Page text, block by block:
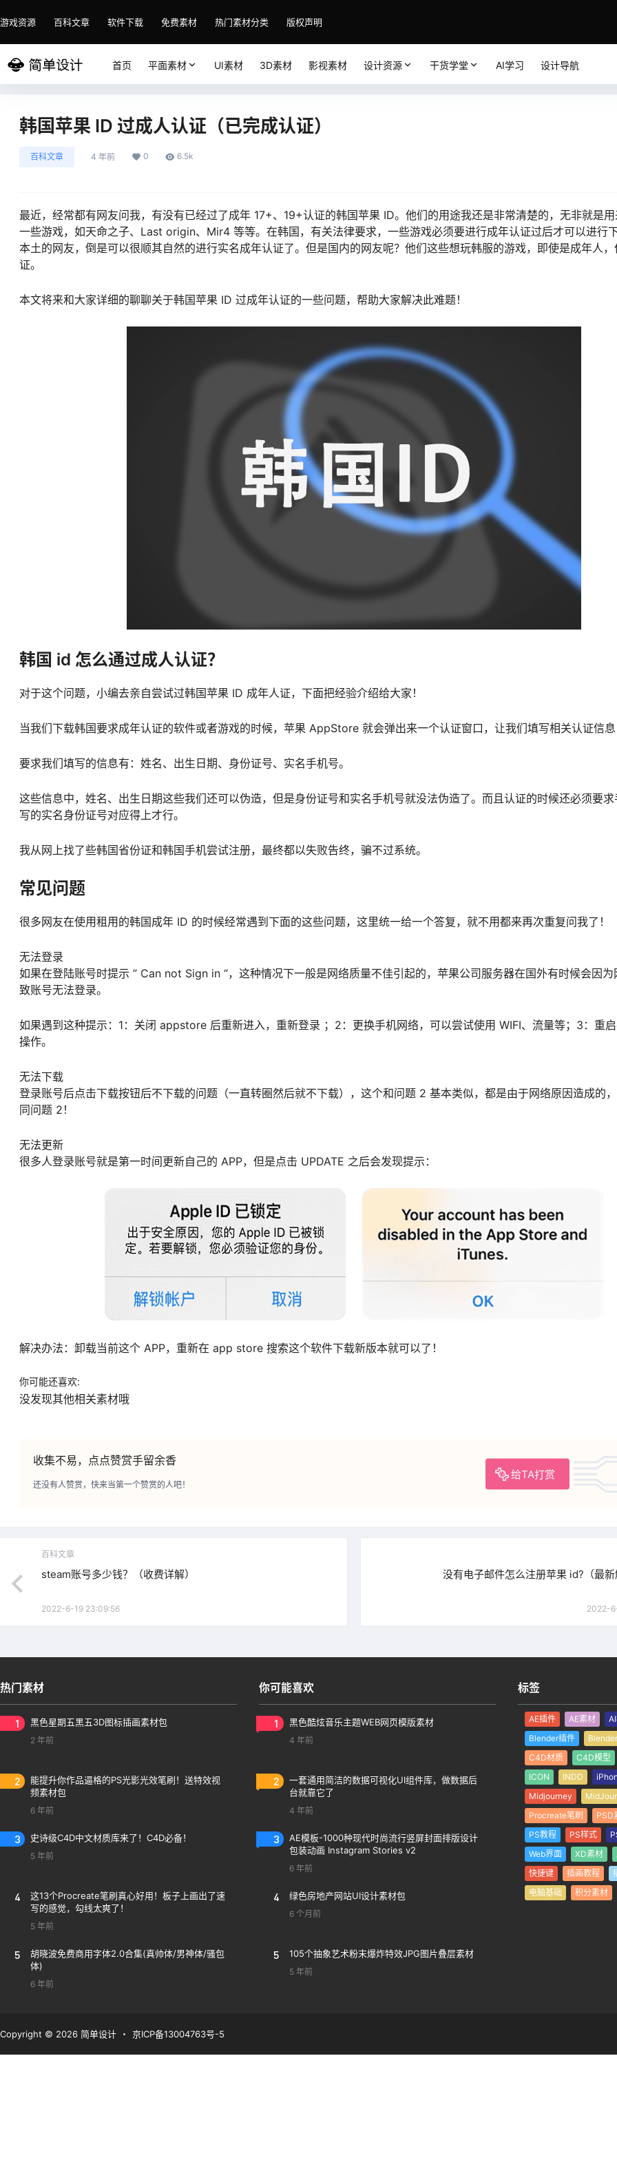
游戏资源 百科文章 软件下载 免费素材 热门素材分类 版权声明
首页 平面素材 UI素材 3D素材 影视素材 设计资源 干货学堂 AI学习 设计导航
韩国苹果 ID 过成人认证（已完成认证）
百科文章 4 年前 0 6.5k
最近，经常都有网友问我，有没有已经过了成年 17+、19+认证的韩国苹果 ID。他们的用途我还是非常清楚的，无非就是
一些游戏，如天命之子、Last origin、Mir4 等等。在韩国，有关法律要求，一些游戏必须要进行成年认证过后才可以进行
本土的网友，倒是可以很顺其自然的进行实名成年认证了。但是国内的网友呢？他们这些想玩韩服的游戏，即使是成年人
证。
本文将来和大家详细的聊聊关于韩国苹果 ID 过成年认证的一些问题，帮助大家解决此难题！
韩国 id 怎么通过成人认证？
对于这个问题，小编去亲自尝试过韩国苹果 ID 成年人证，下面把经验介绍给大家！
当我们下载韩国要求成年认证的软件或者游戏的时候，苹果 AppStore 就会弹出来一个认证窗口，让我们填写相关认证信
要求我们填写的信息有：姓名、出生日期、身份证号、实名手机号。
这些信息中，姓名、出生日期这些我们还可以伪造，但是身份证号和实名手机号就没法伪造了。而且认证的时候还必须要
写的实名身份证号对应得上才行。
我从网上找了些韩国省份证和韩国手机尝试注册，最终都以失败告终，骗不过系统。
常见问题
很多网友在使用租用的韩国成年 ID 的时候经常遇到下面的这些问题，这里统一给一个答复，就不用都来再次重复问我了！
无法登录
如果在登陆账号时提示 ” Can not Sign in “，这种情况下一般是网络质量不佳引起的，苹果公司服务器在国外有时候会因
致账号无法登录。
如果遇到这种提示：1：关闭 appstore 后重新进入，重新登录 ；2：更换手机网络，可以尝试使用 WIFI、流量等；3：重
操作。
无法下载
登录账号后点击下载按钮后不下载的问题（一直转圈然后就不下载），这个和问题 2 基本类似，都是由于网络原因造成的
同问题 2！
无法更新
很多人登录账号就是第一时间更新自己的 APP，但是点击 UPDATE 之后会发现提示：
解决办法：卸载当前这个 APP，重新在 app store 搜索这个软件下载新版本就可以了！
你可能还喜欢:
没发现其他相关素材哦
收集不易，点点赞赏手留余香
给TA打赏
还没有人赞赏，快来当第一个赞赏的人吧！
百科文章
steam账号多少钱？（收费详解）
2022-6-19 23:09:56
没有电子邮件怎么注册苹果 id?（最
2022-
热门素材
1 黑色星期五黑五3D图标插画素材包
2 年前
2
能提升你作品逼格的PS光影光效笔刷！送特效视
频素材包
6 年前
3 史诗级C4D中文材质库来了！C4D必备！
5 年前
4
这13个Procreate笔刷真心好用！板子上画出了速
写的感觉，勾线太爽了！
5 年前
5
胡晓波免费商用字体2.0合集(真帅体/男神体/骚包
体)
6 年前
你可能喜欢
1 黑色酷炫音乐主题WEB网页模版素材
4 年前
2
一套通用简洁的数据可视化UI组件库，做数据后
台就靠它了
4 年前
3
AE模板-1000种现代时尚流行竖屏封面排版设计
包装动画 Instagram Stories v2
6 年前
4 绿色房地产网站UI设计素材包
6 个月前
5 105个抽象艺术粉末爆炸特效JPG图片叠层素材
5 年前
标签
AE插件 AE素材
Blender插件
C4D材质
C4D模型
ICON
INDD
Midjourney
Procreate笔刷
PSD
PS教程
PS样式
Web界面
XD素材
快捷键
插画教程
电脑基础
积分素材
Copyright © 2026 简单设计 ・ 京ICP备13004763号-5